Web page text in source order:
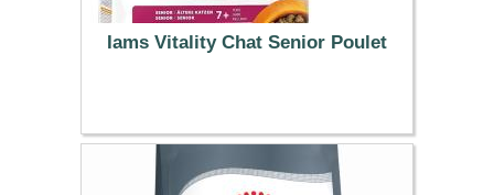
Iams Vitality Chat Senior Poulet
33.99 €